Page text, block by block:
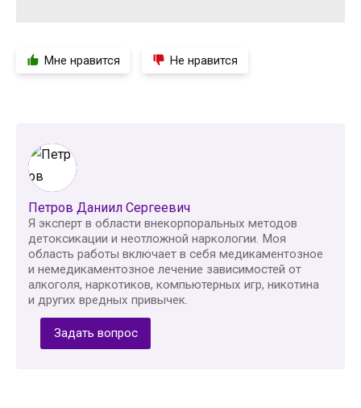
Мне нравится Не нравится
Петров Даниил Сергеевич
Я эксперт в области внекорпоральных методов
детоксикации и неотложной наркологии. Моя
область работы включает в себя медикаментозное
и немедикаментозное лечение зависимостей от
алкоголя, наркотиков, компьютерных игр, никотина
и других вредных привычек.
Задать вопрос